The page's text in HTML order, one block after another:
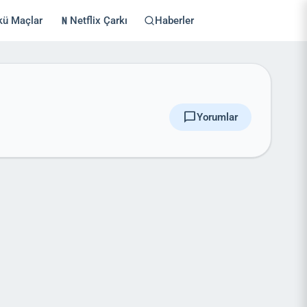
Maçlar Netflix Çarkı Haberler
chat_bubbleYorumlar